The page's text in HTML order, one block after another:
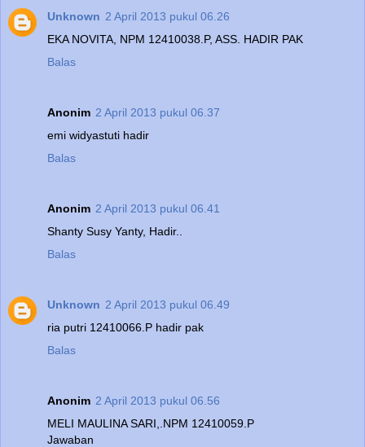
Unknown 2 April 2013 pukul 06.26
EKA NOVITA, NPM 12410038.P, ASS. HADIR PAK
Balas
Anonim 2 April 2013 pukul 06.37
emi widyastuti hadir
Balas
Anonim 2 April 2013 pukul 06.41
Shanty Susy Yanty, Hadir..
Balas
Unknown 2 April 2013 pukul 06.49
ria putri 12410066.P hadir pak
Balas
Anonim 2 April 2013 pukul 06.56
MELI MAULINA SARI,.NPM 12410059.P
Jawaban